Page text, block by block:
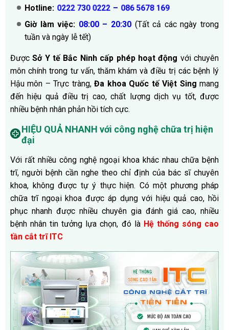
Hotline: 0222 730 0222 – 086 5678 169
Giờ làm việc: 08:00 – 20:30 (Tất cả các ngày trong
tuần và ngày lễ tết)
ĐượcSở Y tế Bắc Ninh cấp phép hoạt động với chuyên
môn chính trong tư vấn, thăm khám và điều trị các bệnh lý
Hậu môn – Trực tràng,Đa khoa Quốc tế Việt Sing mang
đến hiệu quả điều trị cao, chất lượng dịch vụ tốt, được
nhiều bệnh nhân phản hồi tích cực.
HIỆU QUẢ NHANH với công nghệ chữa trị hiện
đại
Với rất nhiều công nghệ ngoại khoa khác nhau chữa bệnh
trĩ, người bệnh cần nghe theo chỉ định của bác sĩ chuyên
khoa, không được tự ý thực hiện. Có một phương pháp
chữa trĩ ngoại khoa được áp dụng với hiệu quả cao, hồi
phục nhanh được nhiều chuyên gia đánh giá cao, nhiều
bệnh nhân tin tưởng lựa chọn, đó là Hệ thống sóng cao
tần cắt trĩ ITC